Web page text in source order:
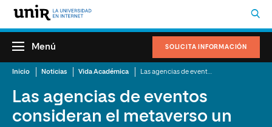
SOLICITA INFORMACIÓN
Menú
Inicio Noticias Vida Académica
Las agencias de eventos
consideran el metaverso un